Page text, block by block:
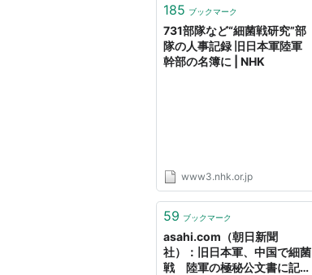
185 ブックマーク
731部隊など“細菌戦研究”部
隊の人事記録 旧日本軍陸軍
幹部の名簿に | NHK
www3.nhk.or.jp
59 ブックマーク
asahi.com（朝日新聞
社）：旧日本軍、中国で細菌
戦 陸軍の極秘公文書に記述